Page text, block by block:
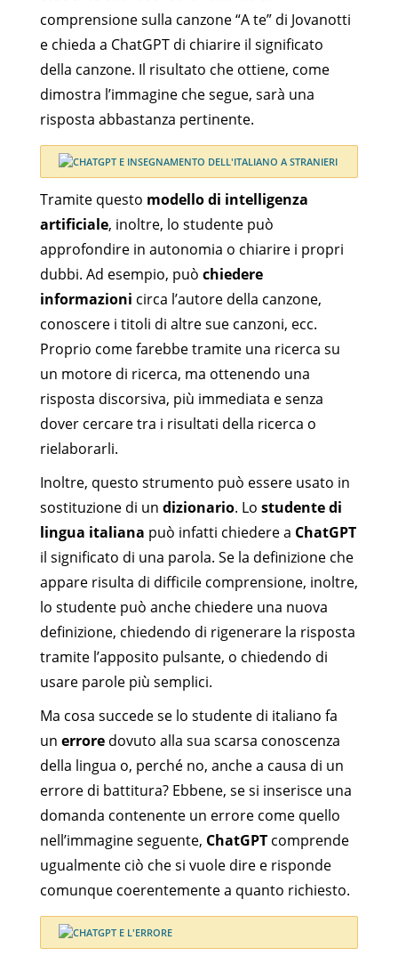
comprensione sulla canzone “A te” di Jovanotti
e chieda a ChatGPT di chiarire il significato
della canzone. Il risultato che ottiene, come
dimostra l’immagine che segue, sarà una
risposta abbastanza pertinente.
Tramite questo modello di intelligenza
artificiale, inoltre, lo studente può
approfondire in autonomia o chiarire i propri
dubbi. Ad esempio, può chiedere
informazioni circa l’autore della canzone,
conoscere i titoli di altre sue canzoni, ecc.
Proprio come farebbe tramite una ricerca su
un motore di ricerca, ma ottenendo una
risposta discorsiva, più immediata e senza
dover cercare tra i risultati della ricerca o
rielaborarli.
Inoltre, questo strumento può essere usato in
sostituzione di un dizionario. Lo studente di
lingua italiana può infatti chiedere a ChatGPT
il significato di una parola. Se la definizione che
appare risulta di difficile comprensione, inoltre,
lo studente può anche chiedere una nuova
definizione, chiedendo di rigenerare la risposta
tramite l’apposito pulsante, o chiedendo di
usare parole più semplici.
Ma cosa succede se lo studente di italiano fa
un errore dovuto alla sua scarsa conoscenza
della lingua o, perché no, anche a causa di un
errore di battitura? Ebbene, se si inserisce una
domanda contenente un errore come quello
nell’immagine seguente, ChatGPT comprende
ugualmente ciò che si vuole dire e risponde
comunque coerentemente a quanto richiesto.